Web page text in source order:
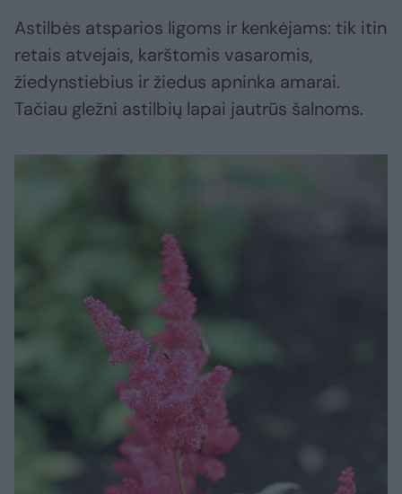
Astilbės atsparios ligoms ir kenkėjams: tik itin
retais atvejais, karštomis vasaromis,
žiedynstiebius ir žiedus apninka amarai.
Tačiau gležni astilbių lapai jautrūs šalnoms.